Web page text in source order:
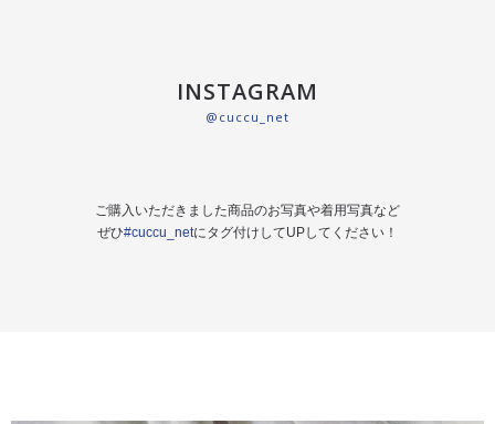
INSTAGRAM
@cuccu_net
ご購入いただきました商品のお写真や着用写真など
ぜひ#cuccu_netにタグ付けしてUPしてください！